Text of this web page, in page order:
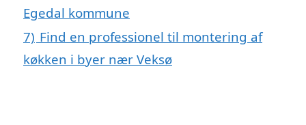
Egedal kommune
7) Find en professionel til montering af
køkken i byer nær Veksø